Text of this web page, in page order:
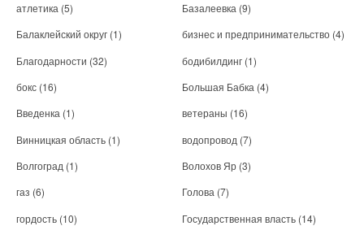
атлетика (5) Базалеевка (9)
Балаклейский округ (1) бизнес и предпринимательство (4)
Благодарности (32) бодибилдинг (1)
бокс (16) Большая Бабка (4)
Введенка (1) ветераны (16)
Винницкая область (1) водопровод (7)
Волгоград (1) Волохов Яр (3)
газ (6) Голова (7)
гордость (10) Государственная власть (14)